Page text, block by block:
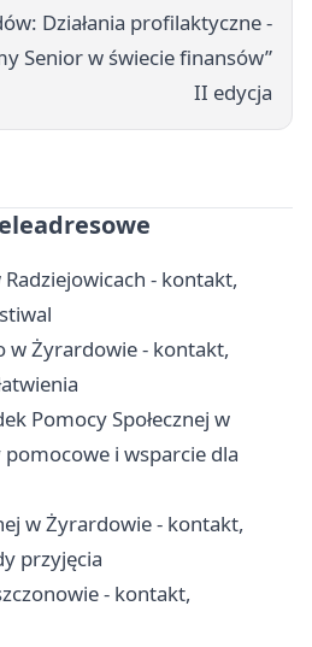
Działania profilaktyczne -
Senior w świecie finansów”
II edycja
- kontakt,
w Żyrardowie - kontakt,
Pomocy Społecznej w
i wsparcie dla
w Żyrardowie - kontakt,
przyjęcia
- kontakt,